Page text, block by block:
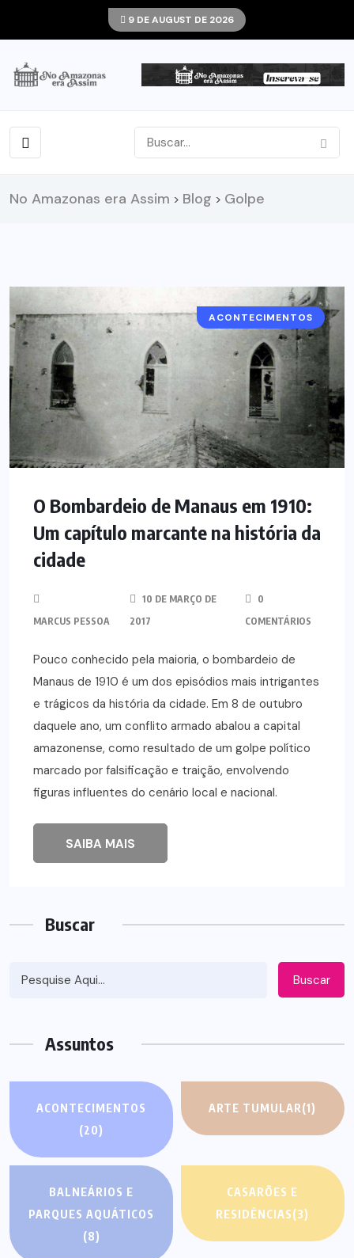
9 DE AUGUST DE 2026
No Amazonas era Assim > Blog > Golpe
ACONTECIMENTOS
O Bombardeio de Manaus em 1910:
Um capítulo marcante na história da
cidade
MARCUS PESSOA
10 DE MARÇO DE
2017
0
COMENTÁRIOS
Pouco conhecido pela maioria, o bombardeio de
Manaus de 1910 é um dos episódios mais intrigantes
e trágicos da história da cidade. Em 8 de outubro
daquele ano, um conflito armado abalou a capital
amazonense, como resultado de um golpe político
marcado por falsificação e traição, envolvendo
figuras influentes do cenário local e nacional.
SAIBA MAIS
Buscar
Buscar
Assuntos
ACONTECIMENTOS
(20)
ARTE TUMULAR(1)
BALNEÁRIOS E
PARQUES AQUÁTICOS
(8)
CASARÕES E
RESIDÊNCIAS(3)